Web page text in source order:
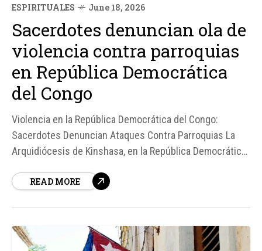
ESPIRITUALES June 18, 2026
Sacerdotes denuncian ola de
violencia contra parroquias
en República Democrática
del Congo
Violencia en la República Democrática del Congo:
Sacerdotes Denuncian Ataques Contra Parroquias La
Arquidiócesis de Kinshasa, en la República Democrática
violencia dirigida contra la Iglesia católica. Según
READ MORE